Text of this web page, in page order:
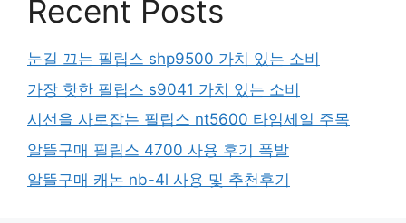
Recent Posts
눈길 끄는 필립스 shp9500 가치 있는 소비
가장 핫한 필립스 s9041 가치 있는 소비
시선을 사로잡는 필립스 nt5600 타임세일 주목
알뜰구매 필립스 4700 사용 후기 폭발
알뜰구매 캐논 nb-4l 사용 및 추천후기